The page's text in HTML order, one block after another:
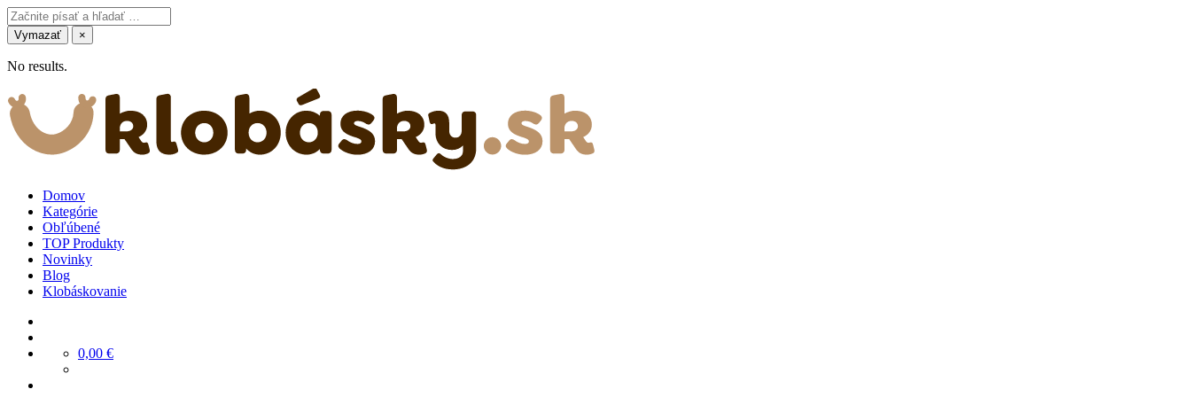
Vymazať ×
No results.
Domov
Kategórie
Obľúbené
TOP Produkty
Novinky
Blog
Klobáskovanie
0,00 €